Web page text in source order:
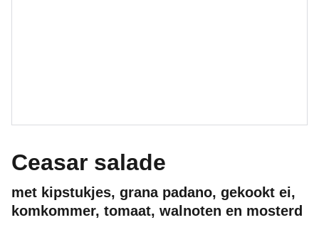
Ceasar salade
met kipstukjes, grana padano, gekookt ei,
komkommer, tomaat, walnoten en mosterd